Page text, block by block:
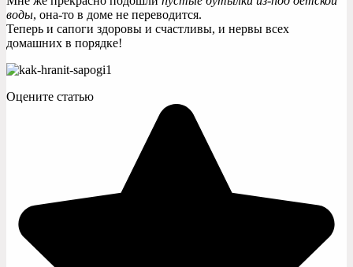
воды, она-то в доме не переводится.
Теперь и сапоги здоровы и счастливы, и нервы всех
домашних в порядке!
Оцените статью